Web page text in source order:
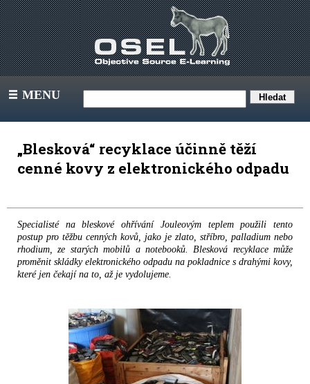
III MENU
„Blesková“ recyklace účinně těží
cenné kovy z elektronického odpadu
Specialisté na bleskové ohřívání Jouleovým teplem použili tento
postup pro těžbu cenných kovů, jako je zlato, stříbro, palladium nebo
rhodium, ze starých mobilů a notebooků. Blesková recyklace může
proměnit skládky elektronického odpadu na pokladnice s drahými kovy,
které jen čekají na to, až je vydolujeme.